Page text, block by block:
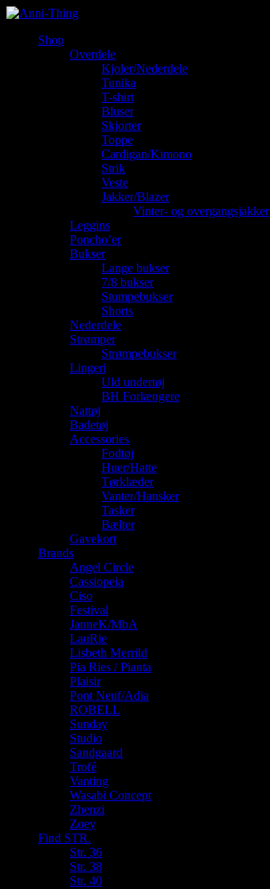
Shop
Overdele
Kjoler/Nederdele
Tunika
T-shirt
Bluser
Skjorter
Toppe
Cardigan/Kimono
Strik
Veste
Jakker/Blazer
Vinter- og overgangsjakker
Leggins
Poncho’er
Bukser
Lange bukser
7/8 bukser
Stumpebukser
Shorts
Nederdele
Strømper
Strømpebukser
Lingeri
Uld undertøj
BH Forlængere
Nattøj
Badetøj
Accessories
Fodtøj
Huer/Hatte
Tørklæder
Vanter/Hansker
Tasker
Bælter
Gavekort
Brands
Angel Circle
Cassiopeia
Ciso
Festival
JanneK/MbA
LauRie
Lisbeth Merrild
Pia Ries / Pianta
Plaisir
Pont Neuf/Adia
ROBELL
Sunday
Studio
Sandgaard
Trofé
Vanting
Wasabi Concept
Zhenzi
Zoey
Find STR.
Str. 36
Str. 38
Str. 40